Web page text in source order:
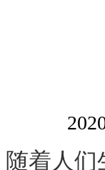
随着人